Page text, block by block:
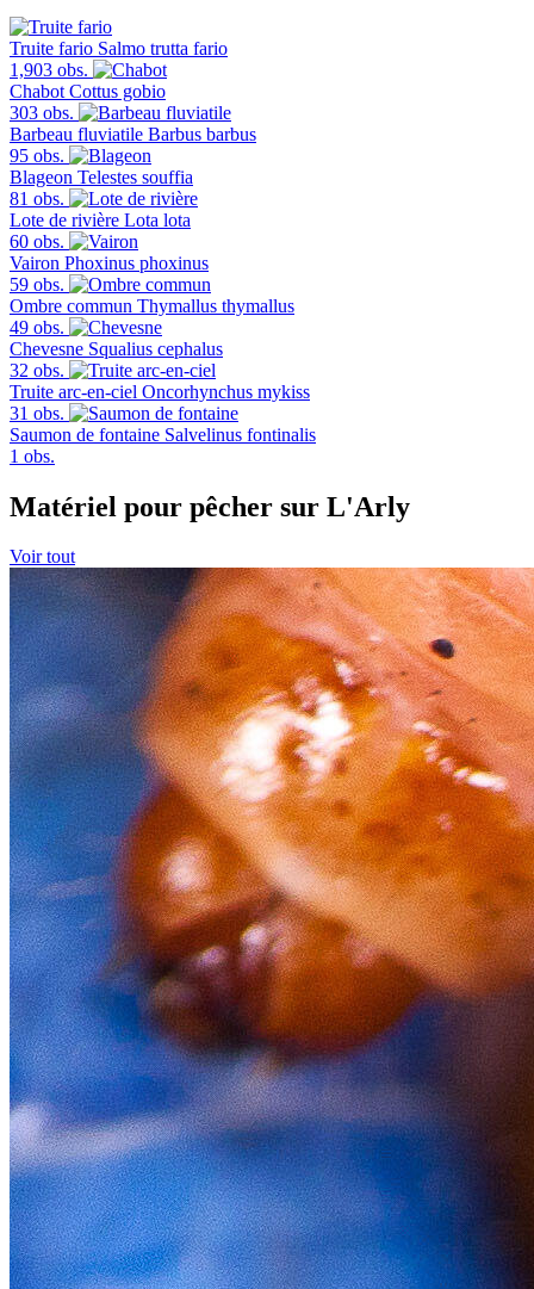
Truite fario Salmo trutta fario
1,903 obs.
Chabot Cottus gobio
303 obs.
Barbeau fluviatile Barbus barbus
95 obs.
Blageon Telestes souffia
81 obs.
Lote de rivière Lota lota
60 obs.
Vairon Phoxinus phoxinus
59 obs.
Ombre commun Thymallus thymallus
49 obs.
Chevesne Squalius cephalus
32 obs.
Truite arc-en-ciel Oncorhynchus mykiss
31 obs.
Saumon de fontaine Salvelinus fontinalis
1 obs.
Matériel pour pêcher sur L'Arly
Voir tout